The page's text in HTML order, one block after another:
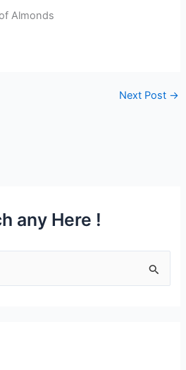
Almonds
Next Post →
any Here !